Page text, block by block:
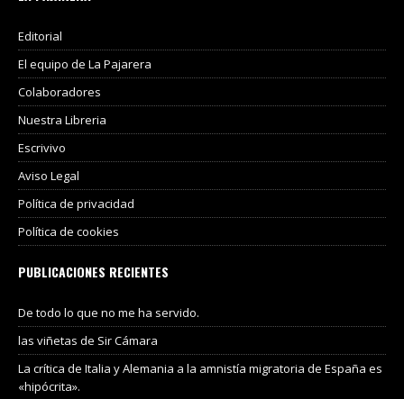
Editorial
El equipo de La Pajarera
Colaboradores
Nuestra Libreria
Escrivivo
Aviso Legal
Política de privacidad
Política de cookies
PUBLICACIONES RECIENTES
De todo lo que no me ha servido.
las viñetas de Sir Cámara
La crítica de Italia y Alemania a la amnistía migratoria de España es
«hipócrita».